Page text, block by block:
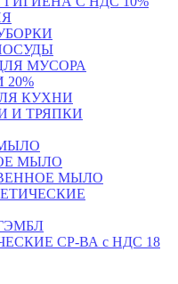
МУСОРА
КУХНИ
И ТРЯПКИ
МЫЛО
МЫЛО
СР-ВА с НДС 18